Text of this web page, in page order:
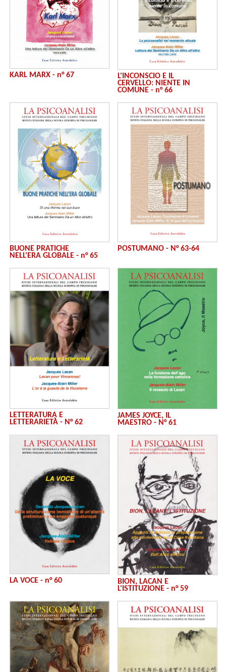
KARL MARX - n° 67
L'INCONSCIO E IL
CERVELLO: NIENTE IN
COMUNE - n° 66
BUONE PRATICHE
NELL'ERA GLOBALE - n° 65
POSTUMANO - N° 63-64
LETTERATURA E
LETTERARIETÀ - N° 62
JAMES JOYCE, IL
MAESTRO - N° 61
LA VOCE - n° 60
BION, LACAN E
L'ISTITUZIONE - n° 59